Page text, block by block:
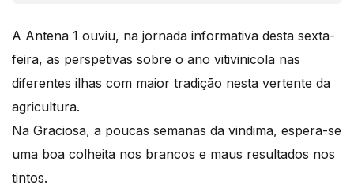
A Antena 1 ouviu, na jornada informativa desta sexta-
feira, as perspetivas sobre o ano vitivinicola nas
diferentes ilhas com maior tradição nesta vertente da
agricultura.
Na Graciosa, a poucas semanas da vindima, espera-se
uma boa colheita nos brancos e maus resultados nos
tintos.